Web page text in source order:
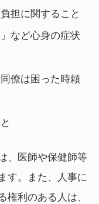
担に関すること
など心身の症状
僚は困った時頼
、医師や保健師等
す。また、人事に
権利のある人は、